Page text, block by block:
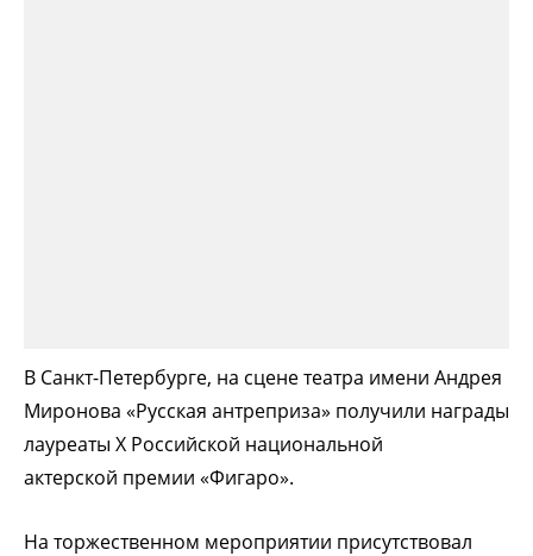
В Санкт-Петербурге, на сцене театра имени Андрея
Миронова «Русская антреприза» получили награды
лауреаты Х Российской национальной
актерской премии «Фигаро».
На торжественном мероприятии присутствовал